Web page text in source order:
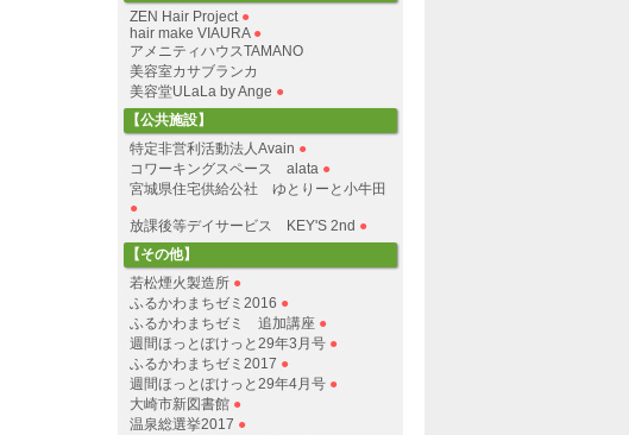
ZEN Hair Project ●
hair make VIAURA ●
アメニティハウスTAMANO
美容室カサブランカ
美容堂ULaLa by Ange ●
【公共施設】
特定非営利活動法人Avain ●
コワーキングスペース alata ●
宮城県住宅供給公社 ゆとりーと小牛田
●
放課後等デイサービス KEY'S 2nd ●
【その他】
若松煙火製造所 ●
ふるかわまちゼミ2016 ●
ふるかわまちゼミ 追加講座 ●
週間ほっとぽけっと29年3月号 ●
ふるかわまちゼミ2017 ●
週間ほっとぽけっと29年4月号 ●
大崎市新図書館 ●
温泉総選挙2017 ●